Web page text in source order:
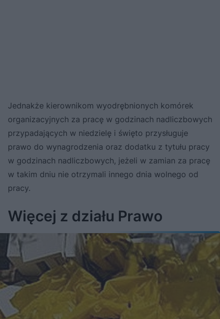
Jednakże kierownikom wyodrębnionych komórek
organizacyjnych za pracę w godzinach nadliczbowych
przypadających w niedzielę i święto przysługuje
prawo do wynagrodzenia oraz dodatku z tytułu pracy
w godzinach nadliczbowych, jeżeli w zamian za pracę
w takim dniu nie otrzymali innego dnia wolnego od
pracy.
Więcej z działu Prawo